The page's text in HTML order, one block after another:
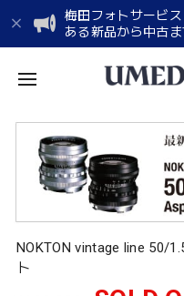
梅田フォトサービ
ある新品から中古
NOKTON vintage line 50/
ト